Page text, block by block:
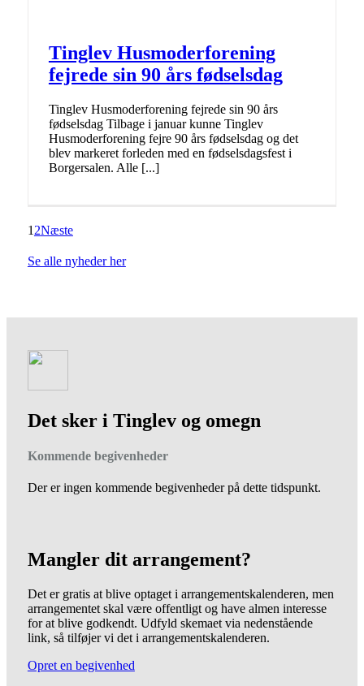
Tinglev Husmoderforening
fejrede sin 90 års fødselsdag
Tinglev Husmoderforening fejrede sin 90 års
fødselsdag Tilbage i januar kunne Tinglev
Husmoderforening fejre 90 års fødselsdag og det
blev markeret forleden med en fødselsdagsfest i
Borgersalen. Alle [...]
1 2Næste
Se alle nyheder her
Det sker i Tinglev og omegn
Kommende begivenheder
Der er ingen kommende begivenheder på dette tidspunkt.
Mangler dit arrangement?
Det er gratis at blive optaget i arrangementskalenderen, men
arrangementet skal være offentligt og have almen interesse
for at blive godkendt. Udfyld skemaet via nedenstående
link, så tilføjer vi det i arrangementskalenderen.
Opret en begivenhed